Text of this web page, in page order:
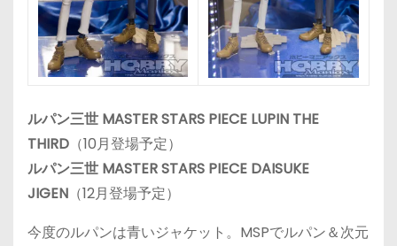
ルパン三世 MASTER STARS PIECE LUPIN THE
THIRD （10月登場予定）
ルパン三世 MASTER STARS PIECE DAISUKE
JIGEN （12月登場予定）
今度のルパンは青いジャケット。MSPでルパン＆次元